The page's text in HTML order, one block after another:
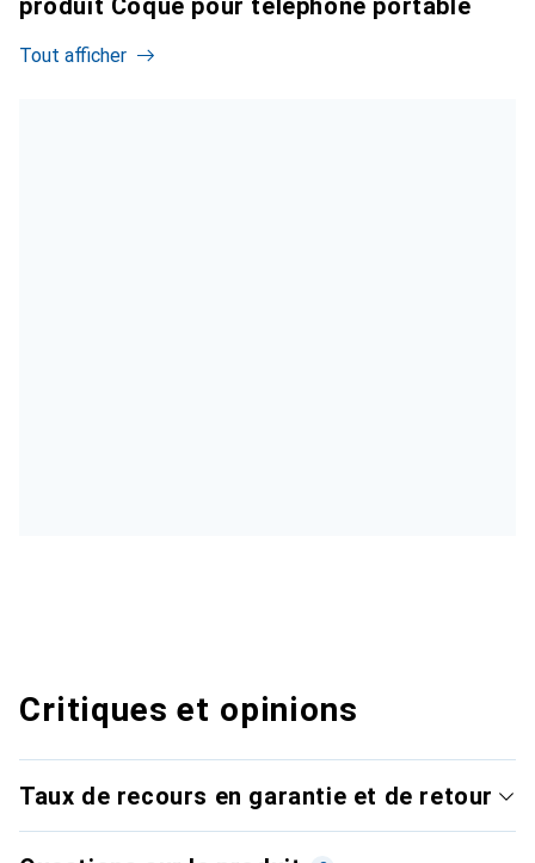
produit Coque pour téléphone portable
Tout afficher
Critiques et opinions
Taux de recours en garantie et de retour